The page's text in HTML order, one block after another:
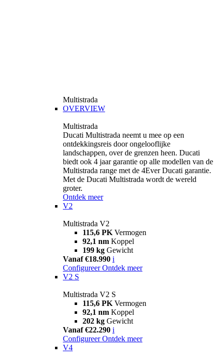
Multistrada
OVERVIEW
Multistrada
Ducati Multistrada neemt u mee op een
ontdekkingsreis door ongelooflijke
landschappen, over de grenzen heen. Ducati
biedt ook 4 jaar garantie op alle modellen van de
Multistrada range met de 4Ever Ducati garantie.
Met de Ducati Multistrada wordt de wereld
groter.
Ontdek meer
V2
Multistrada V2
115,6 PK Vermogen
92,1 nm Koppel
199 kg Gewicht
Vanaf €18.990 i
Configureer Ontdek meer
V2 S
Multistrada V2 S
115,6 PK Vermogen
92,1 nm Koppel
202 kg Gewicht
Vanaf €22.290 i
Configureer Ontdek meer
V4